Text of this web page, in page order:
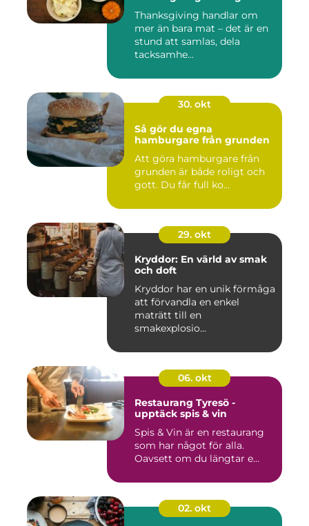
Thanksgiving handlar om
mer än bara mat – det är en
stund att samlas, dela
tacksamhe...
30. okt
Så gör du egna
hamburgare från grunden
Att göra hamburgare från
grunden är både roligt och
gott. Du får full ko...
29. okt
Kryddor: En värld av smak
och doft
Kryddor har en unik förmåga
att förvandla en enkel
maträtt till en
smakexplosio...
06. okt
Restaurang Tyresö -
upptäck spis & vin
Spis & Vin är en restaurang
som har något för alla.
Oavsett om du längtar e...
02. okt